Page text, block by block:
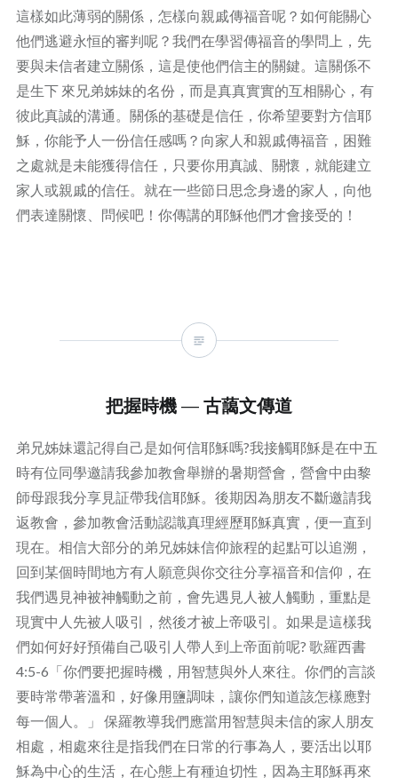
這樣如此薄弱的關係，怎樣向親戚傳福音呢？如何能關心
他們逃避永恒的審判呢？我們在學習傳福音的學問上，先
要與未信者建立關係，這是使他們信主的關鍵。這關係不
是生下 來兄弟姊妹的名份，而是真真實實的互相關心，有
彼此真誠的溝通。關係的基礎是信任，你希望要對方信耶
穌，你能予人一份信任感嗎？向家人和親戚傳福音，困難
之處就是未能獲得信任，只要你用真誠、關懷，就能建立
家人或親戚的信任。就在一些節日思念身邊的家人，向他
們表達關懷、問候吧！你傳講的耶穌他們才會接受的！
把握時機 — 古藹文傳道
弟兄姊妹還記得自己是如何信耶穌嗎?我接觸耶穌是在中五
時有位同學邀請我參加教會舉辦的暑期營會，營會中由黎
師母跟我分享見証帶我信耶穌。後期因為朋友不斷邀請我
返教會，參加教會活動認識真理經歷耶穌真實，便一直到
現在。相信大部分的弟兄姊妹信仰旅程的起點可以追溯，
回到某個時間地方有人願意與你交往分享福音和信仰，在
我們遇見神被神觸動之前，會先遇見人被人觸動，重點是
現實中人先被人吸引，然後才被上帝吸引。如果是這樣我
們如何好好預備自己吸引人帶人到上帝面前呢? 歌羅西書
4:5-6「你們要把握時機，用智慧與外人來往。你們的言談
要時常帶著溫和，好像用鹽調味，讓你們知道該怎樣應對
每一個人。」 保羅教導我們應當用智慧與未信的家人朋友
相處，相處來往是指我們在日常的行事為人，要活出以耶
穌為中心的生活，在心態上有種迫切性，因為主耶穌再來